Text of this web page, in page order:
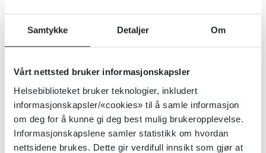
Samtykke Detaljer Om
Vårt nettsted bruker informasjonskapsler
Helsebiblioteket bruker teknologier, inkludert
informasjonskapsler/«cookies» til å samle informasjon
om deg for å kunne gi deg best mulig brukeropplevelse.
Informasjonskapslene samler statistikk om hvordan
nettsidene brukes. Dette gir verdifull innsikt som gjør at
Dokumenttype: Ressurser på nett